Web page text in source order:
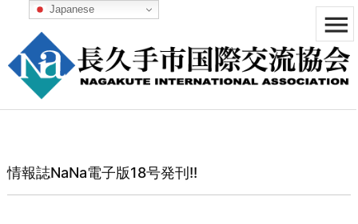


メニュ
次へ
情報誌NaNa電子版18号発刊!!
Japanese